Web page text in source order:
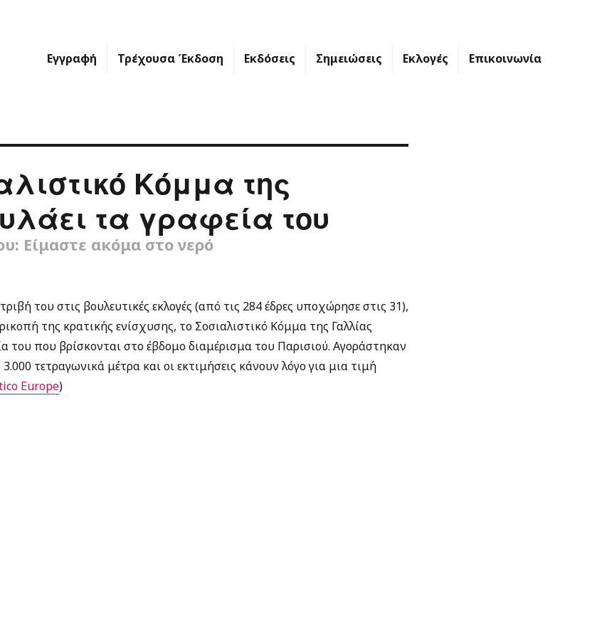
Εγγραφή Τρέχουσα Έκδοση Εκδόσεις Σημειώσεις Εκλογές Επικοινωνία
Κόμμα της
τα γραφεία του
Είμαστε ακόμα στο νερό
του στις βουλευτικές εκλογές (από τις 284 έδρες υποχώρησε στις 31),
της κρατικής ενίσχυσης, το Σοσιαλιστικό Κόμμα της Γαλλίας
του που βρίσκονται στο έβδομο διαμέρισμα του Παρισιού. Αγοράστηκαν
τετραγωνικά μέτρα και οι εκτιμήσεις κάνουν λόγο για μια τιμή
Europe)